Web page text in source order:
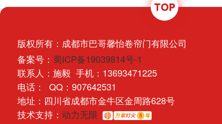
版权所有：成都市巴哥馨怡卷帘门有限公司
备案号： 蜀ICP备19039814号-1
联系人：施毅 手机：13693471225
电话： QQ：907642531
地址：四川省成都市金牛区金周路628号
技术支持： 动力无限